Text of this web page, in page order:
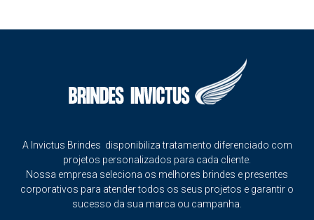
A Invictus Brindes disponibiliza tratamento diferenciado com
projetos personalizados para cada cliente.
Nossa empresa seleciona os melhores brindes e presentes
corporativos para atender todos os seus projetos e garantir o
sucesso da sua marca ou campanha.